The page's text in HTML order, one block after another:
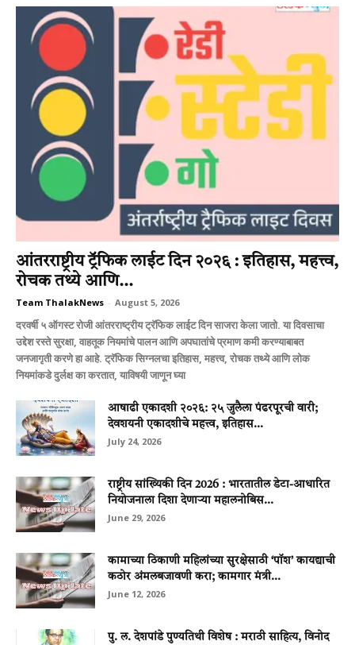
आंतरराष्ट्रीय ट्रॅफिक लाईट दिन २०२६ : इतिहास, महत्त्व,
रोचक तथ्ये आणि...
Team ThalakNews - August 5, 2026
दरवर्षी ५ ऑगस्ट रोजी आंतरराष्ट्रीय ट्रॅफिक लाईट दिन साजरा केला जातो. या दिवसाचा
उद्देश रस्ते सुरक्षा, वाहतूक नियमांचे पालन आणि अपघातांचे प्रमाण कमी करण्याबाबत
जनजागृती करणे हा आहे. ट्रॅफिक सिग्नलचा इतिहास, महत्त्व, रोचक तथ्ये आणि लोक
नियमांकडे दुर्लक्ष का करतात, याविषयी जाणून घ्या
आषाढी एकादशी २०२६: २५ जुलैला पंढरपूरची वारी;
देवशयनी एकादशीचे महत्त्व, इतिहास...
July 24, 2026
राष्ट्रीय सांख्यिकी दिन 2026 : भारतातील डेटा-आधारित
नियोजनाला दिशा देणाऱ्या महालनोबिस...
June 29, 2026
कामाच्या ठिकाणी महिलांच्या सुरक्षेसाठी ‘पॉश’ कायद्याची
कठोर अंमलबजावणी करा; कामगार मंत्री...
June 12, 2026
पु. ल. देशपांडे पुण्यतिथी विशेष : मराठी साहित्य, विनोद